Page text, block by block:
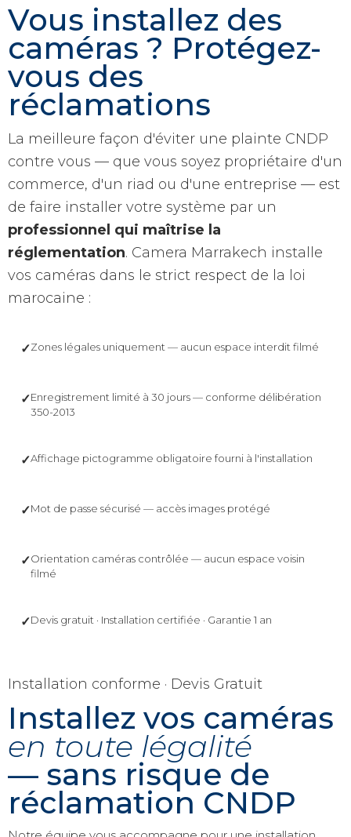
Vous installez des
caméras ? Protégez-
vous des
réclamations
La meilleure façon d'éviter une plainte CNDP
contre vous — que vous soyez propriétaire d'un
commerce, d'un riad ou d'une entreprise — est
de faire installer votre système par un
professionnel qui maîtrise la
réglementation. Camera Marrakech installe
vos caméras dans le strict respect de la loi
marocaine :
✓Zones légales uniquement — aucun espace interdit filmé
✓Enregistrement limité à 30 jours — conforme délibération
350-2013
✓Affichage pictogramme obligatoire fourni à l'installation
✓Mot de passe sécurisé — accès images protégé
✓Orientation caméras contrôlée — aucun espace voisin
filmé
✓Devis gratuit · Installation certifiée · Garantie 1 an
Installation conforme · Devis Gratuit
Installez vos caméras
en toute légalité
— sans risque de
réclamation CNDP